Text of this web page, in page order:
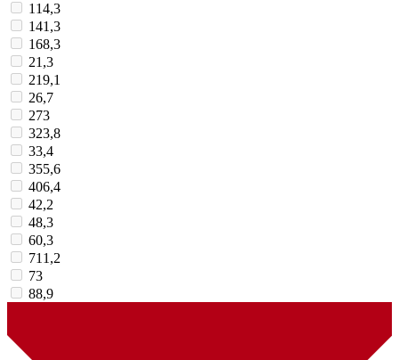
114,3
141,3
168,3
21,3
219,1
26,7
273
323,8
33,4
355,6
406,4
42,2
48,3
60,3
711,2
73
88,9